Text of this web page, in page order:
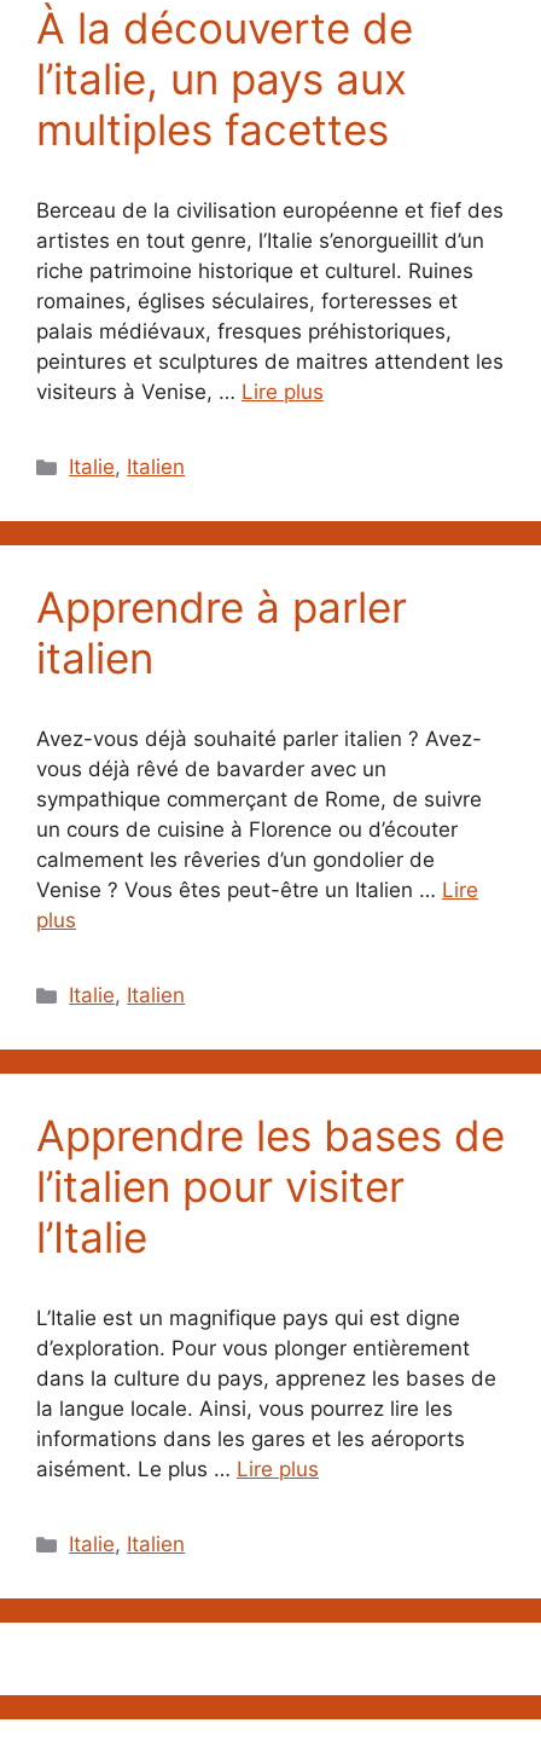
À la découverte de
l’italie, un pays aux
multiples facettes
Berceau de la civilisation européenne et fief des
artistes en tout genre, l’Italie s’enorgueillit d’un
riche patrimoine historique et culturel. Ruines
romaines, églises séculaires, forteresses et
palais médiévaux, fresques préhistoriques,
peintures et sculptures de maitres attendent les
visiteurs à Venise, … Lire plus
Catégories
Italie, Italien
Apprendre à parler
italien
Avez-vous déjà souhaité parler italien ? Avez-
vous déjà rêvé de bavarder avec un
sympathique commerçant de Rome, de suivre
un cours de cuisine à Florence ou d’écouter
calmement les rêveries d’un gondolier de
Venise ? Vous êtes peut-être un Italien … Lire
plus
Catégories
Italie, Italien
Apprendre les bases de
l’italien pour visiter
l’Italie
L’Italie est un magnifique pays qui est digne
d’exploration. Pour vous plonger entièrement
dans la culture du pays, apprenez les bases de
la langue locale. Ainsi, vous pourrez lire les
informations dans les gares et les aéroports
aisément. Le plus … Lire plus
Catégories
Italie, Italien